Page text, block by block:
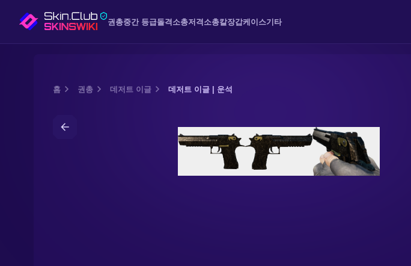
권총중간 등급돌격소총저격소총칼장갑케이스기타
홈 권총 데저트 이글 데저트 이글 | 운석
데저트 이글 | 운석